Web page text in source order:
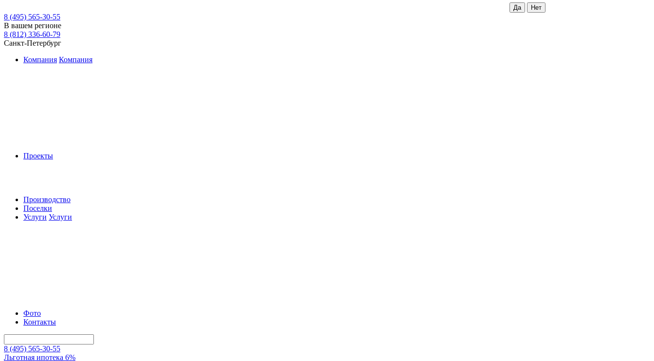
8 (495) 565-30-55
В вашем регионе
8 (812) 336-60-79
Санкт-Петербург
Компания Компания
Проекты
Производство
Поселки
Услуги Услуги
Фото
Контакты
8 (495) 565-30-55
Льготная ипотека 6%